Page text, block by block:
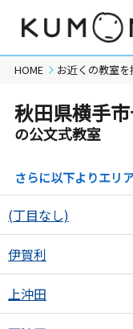
HOME お近くの教室を
秋田県横手
の公文式教室
さらに以下よりエリ
(丁目なし)
伊賀利
上沖田